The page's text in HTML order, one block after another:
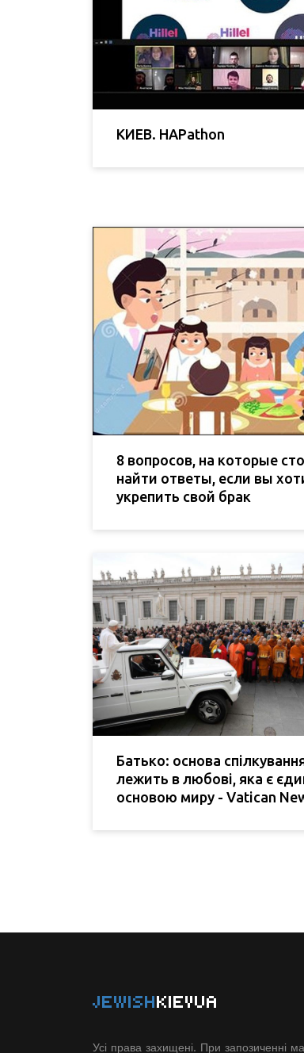
КИЕВ. HAPathon
8 вопросов, на которые
найти ответы, если вы
укрепить свой брак
Батько: основа
лежить в любові, яка є
основою миру - Vatican
JEWISHKIEVUA
Усі права захищені. При запозиченні